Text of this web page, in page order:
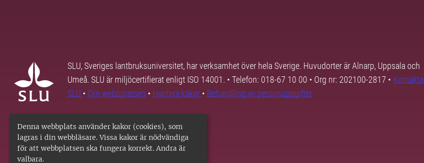
Denna webbplats använder kakor (cookies), som
lagras i din webbläsare. Vissa kakor är nödvändiga
för att webbplatsen ska fungera korrekt. Andra är
valbara.
SLU, Sveriges lantbruksuniversitet, har verksamhet över hela Sverige. Huvudorter är Alnarp, Uppsala och
Umeå. SLU är miljöcertifierat enligt ISO 14001. • Telefon: 018-67 10 00 • Org nr: 202100-2817 • Kontakta
SLU • Om webbplatsen • Hantera kakor • Behandling av personuppgifter